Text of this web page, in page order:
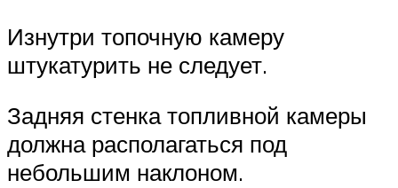
Изнутри топочную камеру
штукатурить не следует.
Задняя стенка топливной камеры
должна располагаться под
небольшим наклоном.